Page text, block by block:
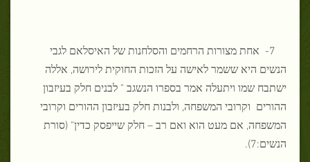
7- אחת מצורות הרחמים והסלחנות של האיסלאם לגבי
הנשים היא ששמר לאישה על הזכות החוקית לירושה, אללה
ישתבח שמו ויתעלה אמר בספרו הנשגב " לבנים חלק בעיזבון
ההורים וקרובי המשפחה, ולבנות חלק בעיזבון ההורים וקרובי
המשפחה, אם מעט הוא ואם רב – חלק שייפסק כדין" (סורת
הנשים:7).